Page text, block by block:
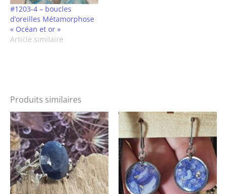
#1203-4 – boucles
d’oreilles Métamorphose
« Océan et or »
Article similaire
Produits similaires